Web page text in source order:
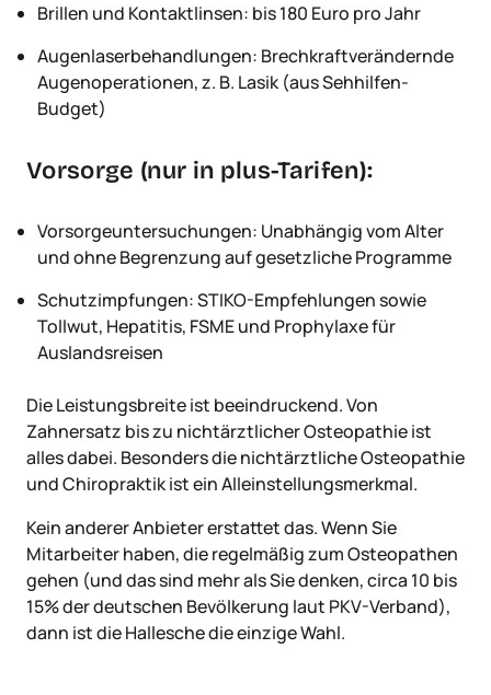
Brillen und Kontaktlinsen: bis 180 Euro pro Jahr
Augenlaserbehandlungen: Brechkraftverändernde
Augenoperationen, z. B. Lasik (aus Sehhilfen-
Budget)
Vorsorge (nur in plus-Tarifen):
Vorsorgeuntersuchungen: Unabhängig vom Alter
und ohne Begrenzung auf gesetzliche Programme
Schutzimpfungen: STIKO-Empfehlungen sowie
Tollwut, Hepatitis, FSME und Prophylaxe für
Auslandsreisen
Die Leistungsbreite ist beeindruckend. Von
Zahnersatz bis zu nichtärztlicher Osteopathie ist
alles dabei. Besonders die nichtärztliche Osteopathie
und Chiropraktik ist ein Alleinstellungsmerkmal.
Kein anderer Anbieter erstattet das. Wenn Sie
Mitarbeiter haben, die regelmäßig zum Osteopathen
gehen (und das sind mehr als Sie denken, circa 10 bis
15% der deutschen Bevölkerung laut PKV-Verband),
dann ist die Hallesche die einzige Wahl.